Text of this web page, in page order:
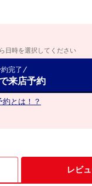
日時を選択してください
完了
来店予約
約とは！？
レビ